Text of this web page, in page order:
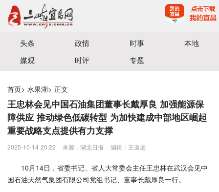
宜昌三峡融媒体中心主办
头条 政情 时事
本地
媒观
时评 专题
首页> 水果湖> 正文
王忠林会见中国石油集团董事长戴厚良 加强能源保
障供应 推动绿色低碳转型 为加快建成中部地区崛起
重要战略支点提供有力支撑
2025-10-14 20:22 来源：湖北日报 编辑：王道远
10月14日，省委书记、省人大常委会主任王忠林在武汉会见中
国石油天然气集团有限公司党组书记、董事长戴厚良一行。